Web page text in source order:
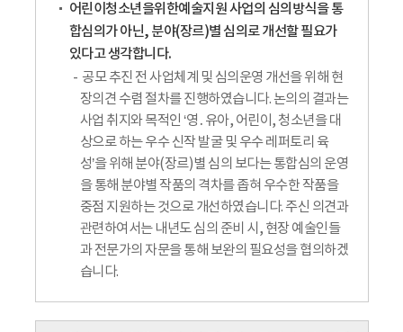
어린이청소년을위한예술지원 사업의 심의방식을 통
합심의가 아닌, 분야(장르)별 심의로 개선할 필요가
있다고 생각합니다.
공모 추진 전 사업체계 및 심의운영 개선을 위해 현
장의견 수렴 절차를 진행하였습니다. 논의의 결과는
사업 취지와 목적인 ‘영․유아, 어린이, 청소년을 대
상으로 하는 우수 신작 발굴 및 우수 레퍼토리 육
성’을 위해 분야(장르)별 심의 보다는 통합심의 운영
을 통해 분야별 작품의 격차를 좁혀 우수한 작품을
중점 지원하는 것으로 개선하였습니다. 주신 의견과
관련하여서는 내년도 심의 준비 시, 현장 예술인들
과 전문가의 자문을 통해 보완의 필요성을 협의하겠
습니다.